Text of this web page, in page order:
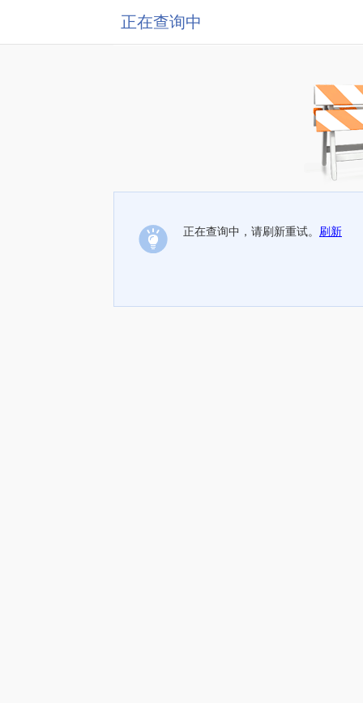
正在查询中
正在查询中，请刷新重试。 刷新